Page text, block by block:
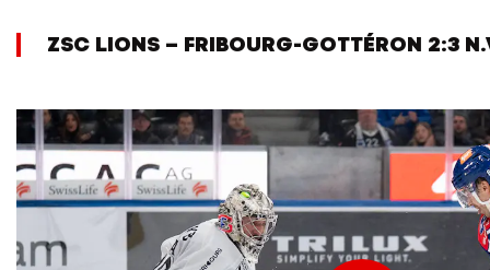
ZSC LIONS – FRIBOURG-GOTTÉRON 2:3